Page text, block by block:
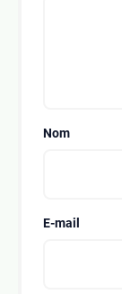
Nom
E-mail